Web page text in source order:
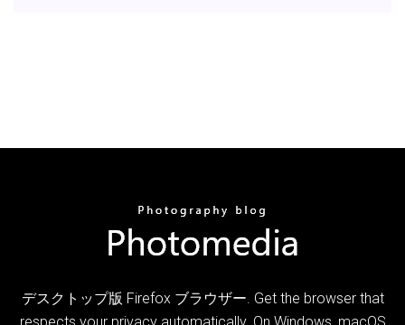
デスクトップ版 Firefox ブラウザー. Get the browser that